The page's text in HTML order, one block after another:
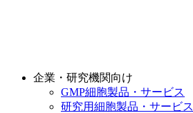
企業・研究機関向け
GMP細胞製品・サービス
研究用細胞製品・サービス